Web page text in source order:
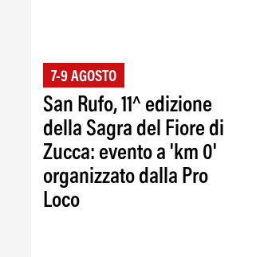
7-9 AGOSTO
San Rufo, 11^ edizione
della Sagra del Fiore di
Zucca: evento a 'km 0'
organizzato dalla Pro
Loco